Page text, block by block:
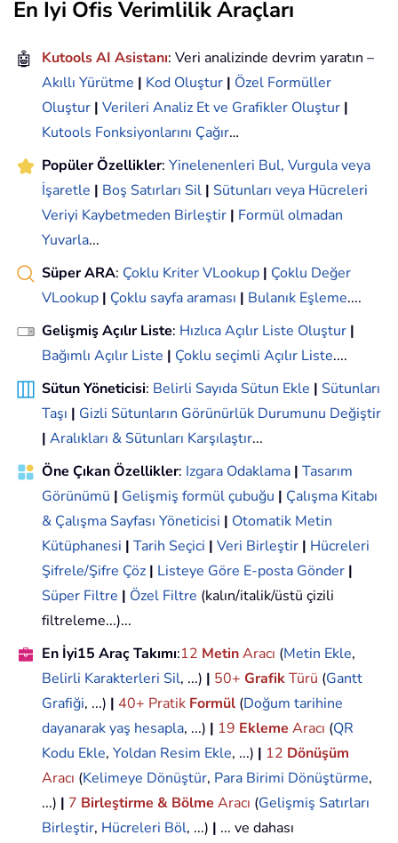
En İyi Ofis Verimlilik Araçları
🤖 Kutools AI Asistanı: Veri analizinde devrim yaratın –
Akıllı Yürütme | Kod Oluştur | Özel Formüller
Oluştur | Verileri Analiz Et ve Grafikler Oluştur |
Kutools Fonksiyonlarını Çağır…
Popüler Özellikler: Yinelenenleri Bul, Vurgula veya
İşaretle | Boş Satırları Sil | Sütunları veya Hücreleri
Veriyi Kaybetmeden Birleştir | Formül olmadan
Yuvarla...
Süper ARA: Çoklu Kriter VLookup | Çoklu Değer
VLookup | Çoklu sayfa araması | Bulanık Eşleme....
Gelişmiş Açılır Liste: Hızlıca Açılır Liste Oluştur |
Bağımlı Açılır Liste | Çoklu seçimli Açılır Liste....
Sütun Yöneticisi: Belirli Sayıda Sütun Ekle | Sütunları
Taşı | Gizli Sütunların Görünürlük Durumunu Değiştir
| Aralıkları & Sütunları Karşılaştır...
Öne Çıkan Özellikler: Izgara Odaklama | Tasarım
Görünümü | Gelişmiş formül çubuğu | Çalışma Kitabı
& Çalışma Sayfası Yöneticisi | Otomatik Metin
Kütüphanesi | Tarih Seçici | Veri Birleştir | Hücreleri
Şifrele/Şifre Çöz | Listeye Göre E-posta Gönder |
Süper Filtre | Özel Filtre (kalın/italik/üstü çizili
filtreleme...)...
En İyi15 Araç Takımı:12 MetinAracı (Metin Ekle,
Belirli Karakterleri Sil, ...) | 50+ GrafikTürü (Gantt
Grafiği, ...) | 40+ Pratik Formül (Doğum tarihine
dayanarak yaş hesapla, ...) | 19 Ekleme Aracı (QR
Kodu Ekle, Yoldan Resim Ekle, ...) | 12 Dönüşüm
Aracı (Kelimeye Dönüştür, Para Birimi Dönüştürme,
...) | 7 Birleştirme & Bölme Aracı (Gelişmiş Satırları
Birleştir, Hücreleri Böl, ...) | ... ve dahası